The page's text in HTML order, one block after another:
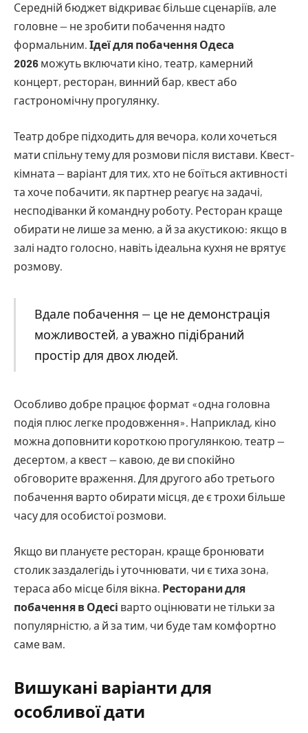
Середній бюджет відкриває більше сценаріїв, але
головне — не зробити побачення надто
формальним. Ідеї для побачення Одеса
2026 можуть включати кіно, театр, камерний
концерт, ресторан, винний бар, квест або
гастрономічну прогулянку.
Театр добре підходить для вечора, коли хочеться
мати спільну тему для розмови після вистави. Квест-
кімната — варіант для тих, хто не боїться активності
та хоче побачити, як партнер реагує на задачі,
несподіванки й командну роботу. Ресторан краще
обирати не лише за меню, а й за акустикою: якщо в
залі надто голосно, навіть ідеальна кухня не врятує
розмову.
Вдале побачення — це не демонстрація
можливостей, а уважно підібраний
простір для двох людей.
Особливо добре працює формат «одна головна
подія плюс легке продовження». Наприклад, кіно
можна доповнити короткою прогулянкою, театр —
десертом, а квест — кавою, де ви спокійно
обговорите враження. Для другого або третього
побачення варто обирати місця, де є трохи більше
часу для особистої розмови.
Якщо ви плануєте ресторан, краще бронювати
столик заздалегідь і уточнювати, чи є тиха зона,
тераса або місце біля вікна. Ресторани для
побачення в Одесі варто оцінювати не тільки за
популярністю, а й за тим, чи буде там комфортно
саме вам.
Вишукані варіанти для
особливої дати